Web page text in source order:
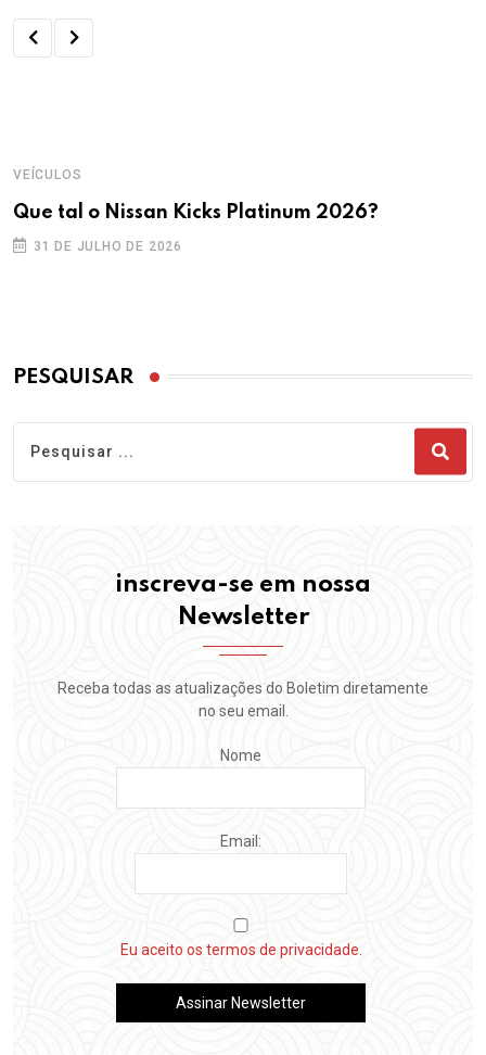
VEÍCULOS
Que tal o Nissan Kicks Platinum 2026?
31 DE JULHO DE 2026
PESQUISAR
inscreva-se em nossa
Newsletter
Receba todas as atualizações do Boletim diretamente
no seu email.
Nome
Email:
Eu aceito os termos de privacidade.